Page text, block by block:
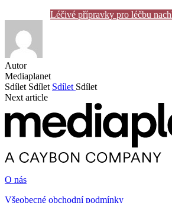
Léčivé přípravky pro léčbu
Autor
Mediaplanet
Sdílet Sdílet Sdílet Sdílet
Next article
O nás
Všeobecné obchodní podmínky